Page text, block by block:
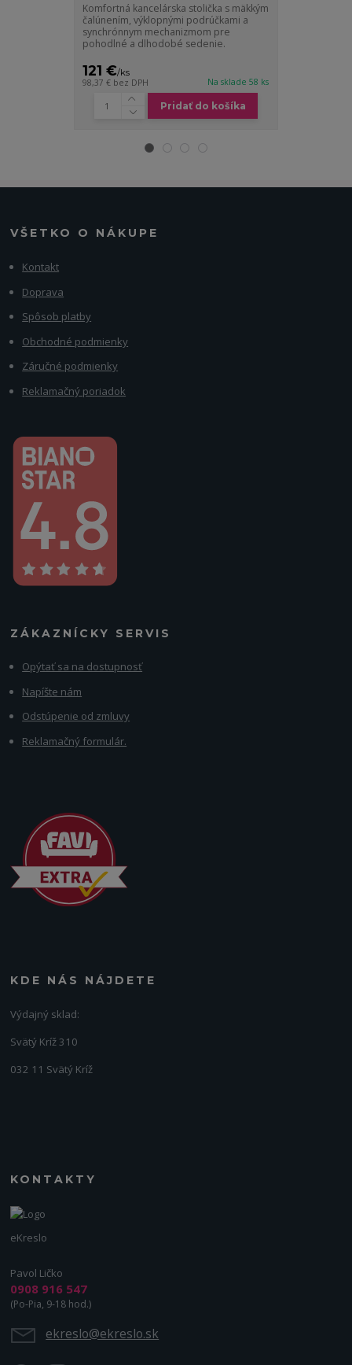
Komfortná kancelárska stolička s mäkkým
čalúnením, výklopnými podrúčkami a
synchrónnym mechanizmom pre
pohodlné a dlhodobé sedenie.
121 €/ks
98,37 € bez DPH Na sklade 58 ks
Pridať do košíka
VŠETKO O NÁKUPE
Kontakt
Doprava
Spôsob platby
Obchodné podmienky
Záručné podmienky
Reklamačný poriadok
ZÁKAZNÍCKY SERVIS
Opýtať sa na dostupnosť
Napíšte nám
Odstúpenie od zmluvy
Reklamačný formulár.
KDE NÁS NÁJDETE
Výdajný sklad:
Svätý Kríž 310
032 11 Svätý Kríž
KONTAKTY
eKreslo
Pavol Ličko
0908 916 547
(Po-Pia, 9-18 hod.)
ekreslo@ekreslo.sk